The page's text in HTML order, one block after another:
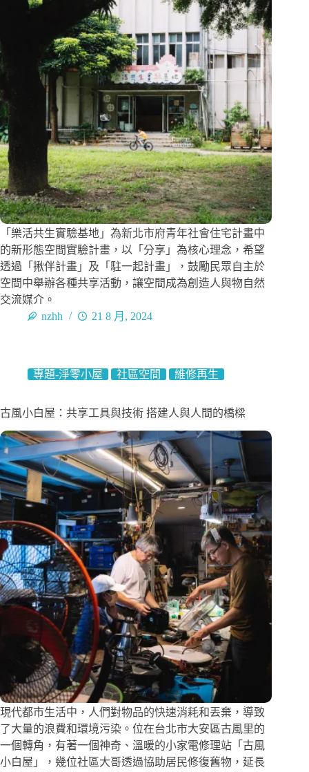
「樂活共生實驗基地」為新北市府青年社會住宅計畫中
的新形態空間實驗計畫，以「分享」為核心理念，希望
透過「揪伴計畫」及「駐一起計畫」，鼓勵民眾自主於
空間中舉辦各種共享活動，讓空間成為創造人與物自然
交流媒介。
nzhh
21 8 月, 2024
專題-淨零小屋 社區空間 維修再生
古風小白屋：共享工具與技術 搭建人與人間的橋樑
現代都市生活中，人們對物品的快速消耗和丟棄，導致
了大量的浪費和環境污染。位在台北市大安區古風里的
一個轉角，有著一個神奇、溫暖的小家電修理站「古風
小白屋」，幾位社區大哥透過協助居民修復舊物，延長